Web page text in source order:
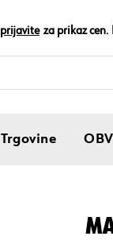
prijavite za prikaz
Trgovine